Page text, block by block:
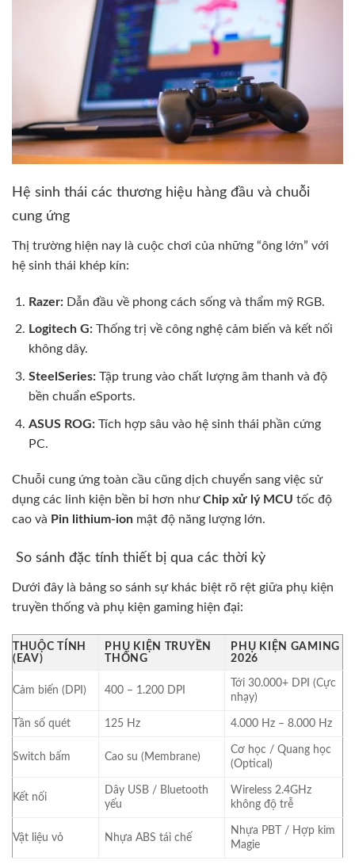
Hệ sinh thái các thương hiệu hàng đầu và chuỗi
cung ứng
Thị trường hiện nay là cuộc chơi của những “ông lớn” với
hệ sinh thái khép kín:
Razer:Dẫn đầu về phong cách sống và thẩm mỹ RGB.
Logitech G:Thống trị về công nghệ cảm biến và kết nối
không dây.
SteelSeries:Tập trung vào chất lượng âm thanh và độ
bền chuẩn eSports.
ASUS ROG:Tích hợp sâu vào hệ sinh thái phần cứng
PC.
Chuỗi cung ứng toàn cầu cũng dịch chuyển sang việc sử
dụng các linh kiện bền bỉ hơn nhưChip xử lý MCU tốc độ
cao và Pin lithium-ion mật độ năng lượng lớn.
So sánh đặc tính thiết bị qua các thời kỳ
Dưới đây là bảng so sánh sự khác biệt rõ rệt giữa phụ kiện
truyền thống và phụ kiện gaming hiện đại:
THUỘC TÍNH
(EAV)
PHỤ KIỆN TRUYỀN
THỐNG
PHỤ KIỆN GAMING
2026
Cảm biến (DPI) 400 – 1.200 DPI
Tới 30.000+ DPI (Cực
nhạy)
Tần số quét 125 Hz 4.000 Hz – 8.000 Hz
Switch bấm Cao su (Membrane)
Cơ học / Quang học
(Optical)
Kết nối
Dây USB / Bluetooth
yếu
Wireless 2.4GHz
không độ trễ
Vật liệu vỏ Nhựa ABS tái chế
Nhựa PBT / Hợp kim
Magie